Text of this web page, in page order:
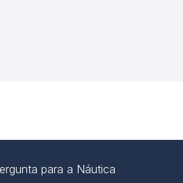
para a Náutica